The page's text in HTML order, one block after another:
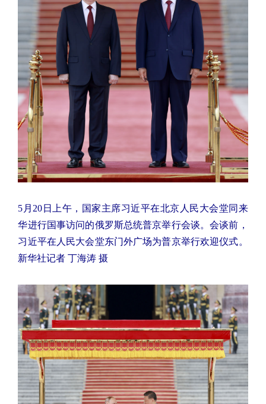
5月20日上午，国家主席习近平在北京人民大会堂同来
华进行国事访问的俄罗斯总统普京举行会谈。会谈前，
习近平在人民大会堂东门外广场为普京举行欢迎仪式。
新华社记者 丁海涛 摄